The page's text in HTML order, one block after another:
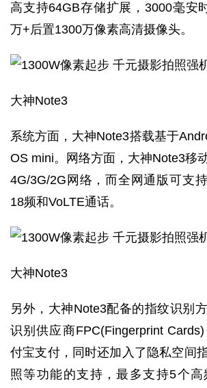
高支持64GB存储扩展，3000毫安
万+后置1300万像素高清摄像头。
大神Note3
系统方面，大神Note3搭载基于
OS mini。网络方面，大神Note3移
4G/3G/2G网络，而全网通版可支
18频和VoLTE通话。
大神Note3
另外，大神Note3配备的指纹识别
识别供应商FPC(Fingerprint
付宝支付，同时还加入了隐私空间
照等功能的支持，最多支持5个